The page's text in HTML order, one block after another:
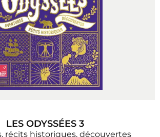
LES ODYSSÉES 3
récits historiques, découvertes